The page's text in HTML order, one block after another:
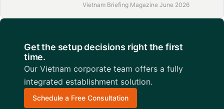
Vietnam Briefing Magazine June 2026
Get the setup decisions right the first
time.
Our Vietnam corporate team offers a fully
integrated establishment solution.
Schedule a Free Consultation